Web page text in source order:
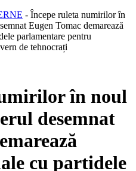
- Începe ruleta numirilor în
Eugen Tomac demarează
parlamentare pentru
de tehnocrați
în noul
desemnat
cu partidele